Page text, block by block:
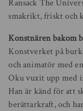
Ransack The
smakrikt, friskt och
Konstnären bakom
Konstverket på
och animatör med
Oku vuxit upp med
Han är känd för att
berättarkraft, och